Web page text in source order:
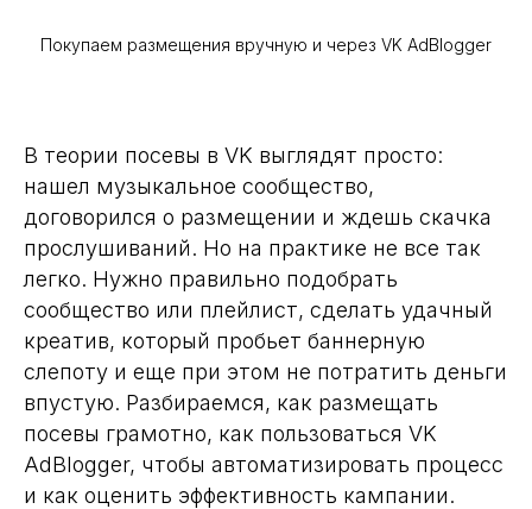
Покупаем размещения вручную и через VK AdBlogger
В теории посевы в VK выглядят просто:
нашел музыкальное сообщество,
договорился о размещении и ждешь скачка
прослушиваний. Но на практике не все так
легко. Нужно правильно подобрать
сообщество или плейлист, сделать удачный
креатив, который пробьет баннерную
слепоту и еще при этом не потратить деньги
впустую. Разбираемся, как размещать
посевы грамотно, как пользоваться VK
AdBlogger, чтобы автоматизировать процесс
и как оценить эффективность кампании.